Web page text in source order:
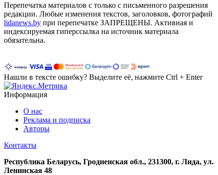
Перепечатка материалов c только с письменного разрешения
редакции. Любые изменения текстов, заголовков, фотографий
lidanews.by при перепечатке ЗАПРЕЩЕНЫ. Активная и
индексируемая гиперссылка на источник материала
обязательна.
Нашли в тексте ошибку? Выделите её, нажмите Ctrl + Enter
Информация
О нас
Реклама и подписка
Авторы
Контакты
Республика Беларусь, Гродненская обл., 231300, г. Лида, ул.
Ленинская 48